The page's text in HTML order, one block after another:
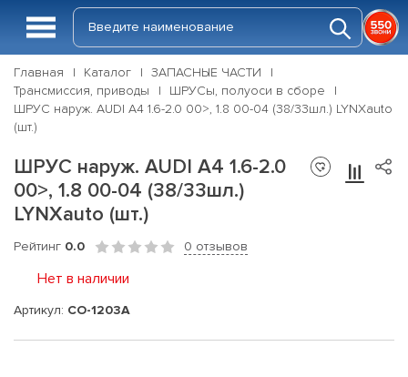
Главная Каталог
ЗАПАСНЫЕ ЧАСТИ
Трансмиссия, приводы
ШРУСы, полуоси в сборе
ШРУС наруж. AUDI A4 1.6-2.0 00>, 1.8 00-04 (38/33шл.) LYNXauto
(шт.)
ШРУС наруж. AUDI A4 1.6-2.0
00>, 1.8 00-04 (38/33шл.)
LYNXauto (шт.)
Рейтинг 0.0 0 отзывов
Нет в наличии
Артикул: CO-1203A